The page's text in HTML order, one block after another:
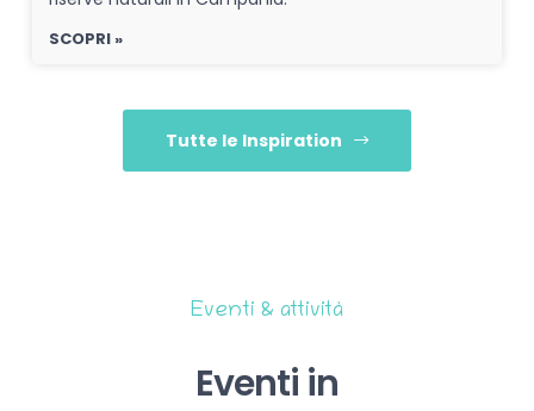
SCOPRI »
Tutte le Inspiration
Eventi & attività
Eventi in